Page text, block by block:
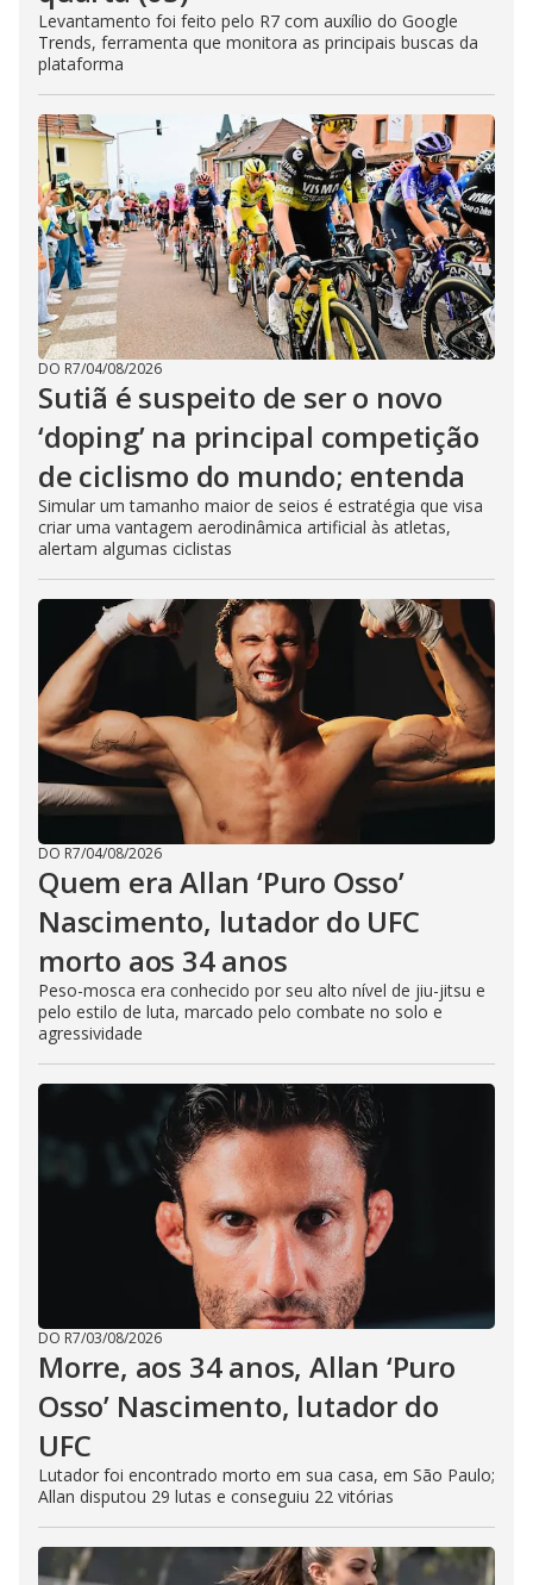
Levantamento foi feito pelo R7 com auxílio do Google
Trends, ferramenta que monitora as principais buscas da
plataforma
DO R7/04/08/2026
Sutiã é suspeito de ser o novo
‘doping’ na principal competição
de ciclismo do mundo; entenda
Simular um tamanho maior de seios é estratégia que visa
criar uma vantagem aerodinâmica artificial às atletas,
alertam algumas ciclistas
DO R7/04/08/2026
Quem era Allan ‘Puro Osso’
Nascimento, lutador do UFC
morto aos 34 anos
Peso-mosca era conhecido por seu alto nível de jiu-jitsu e
pelo estilo de luta, marcado pelo combate no solo e
agressividade
DO R7/03/08/2026
Morre, aos 34 anos, Allan ‘Puro
Osso’ Nascimento, lutador do
UFC
Lutador foi encontrado morto em sua casa, em São Paulo;
Allan disputou 29 lutas e conseguiu 22 vitórias